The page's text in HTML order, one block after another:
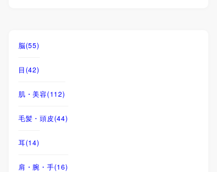
脳(55)
目 (42)
肌・美容(112)
毛髪・頭皮(44)
耳(14)
肩・腕・手(16)